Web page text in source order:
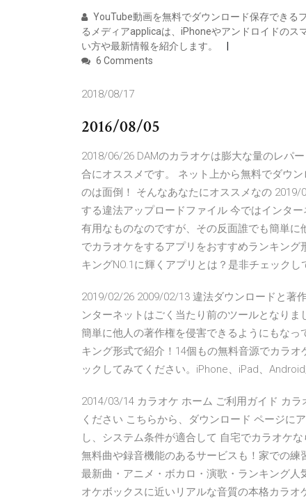
YouTube動画を無料でダウンロード保存できる
るメディアapplicaは、iPhoneやアンドロイドの
い方や最新情報を紹介します。
6 Comments
2018/08/17
2016/08/05
2018/06/26 DAMのカラオケは膨大な量のレパ
合にオススメです。 ネット上から無料でダウ
のは面倒！ そんなあなたにオススメなの
する違法アップロードファイル 今ではインタ
有用なものなのですが、その反面誰でも簡単
でカラオケをするアプリをおすすめランキン
キングNO.1に輝くアプリとは？是非チェック
2019/02/26 2009/02/13 違法ダウンロードと著
ンターネットはごく当たり前のツールとなり
簡単に他人の著作権を侵害できるようにもな
キング形式で紹介！14個もの無料音源でカラ
ックしてみてください。iPhone、iPad、
2014/03/14 カラオケ ホーム ご利用ガイド カ
ください こちらから、ダウンロード ページに
し、システム条件が適合して 自宅でカラオケ
無料曲や録音機能のあるサービスも！家での練
最新曲・アニメ・ボカロ・演歌・ランキング
オケボックスに近いリアルな音質の本格カラオ